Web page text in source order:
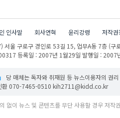
인사말 회사연혁 윤리강령 저작권
서울 구로구 경인로 53길 15,업무A동 7층 (구
등록일 : 2007년 1월29일 발행일 : 2007
당 매체는 독자와 취재원 등 뉴스이용자의 권
환 070-7465-0510 kih2711@kidd.co.kr
없이 뉴스 및 콘텐츠를 무단 사용할 경우 저작